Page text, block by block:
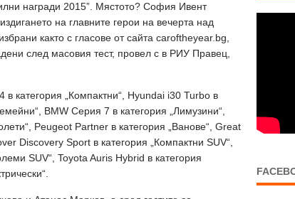
награди 2015”. Мястото? София Ивент
на главните герои на вечерта над
както с гласове от сайта caroftheyear.bg,
след масовия тест, провел с в РИУ Правец,
категория „Компактни“, Hyundai i30 Turbo в
BMW Серия 7 в категория „Лимузини“,
Peugeot Partner в категория „Ванове“, Great
Discovery Sport в категория „Компактни SUV“,
SUV“, Toyota Auris Hybrid в категория